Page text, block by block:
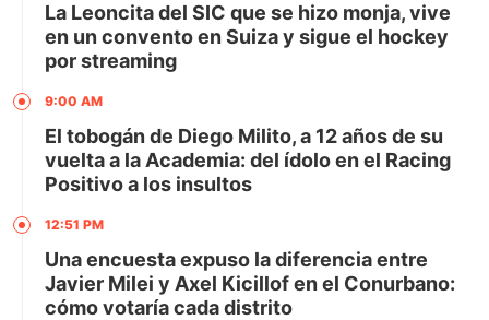
La Leoncita del SIC que se hizo monja, vive
en un convento en Suiza y sigue el hockey
por streaming
9:00 AM
El tobogán de Diego Milito, a 12 años de su
vuelta a la Academia: del ídolo en el Racing
Positivo a los insultos
12:51 PM
Una encuesta expuso la diferencia entre
Javier Milei y Axel Kicillof en el Conurbano:
cómo votaría cada distrito